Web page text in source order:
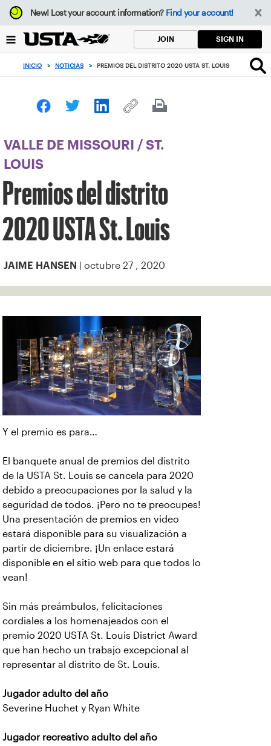
Enfoque
desde
botón
volver
principio
New!Lost your account information? Find your account!
JOIN SIGN IN
INICIO > NOTICIAS > PREMIOS DEL DISTRITO 2020 USTA ST. LOUIS
VALLE DE MISSOURI / ST.
LOUIS
Premios del distrito
2020 USTA St. Louis
JAIME HANSEN | octubre 27 , 2020
Y el premio es para…
El banquete anual de premios del distrito
de la USTA St. Louis se cancela para 2020
debido a preocupaciones por la salud y la
seguridad de todos. ¡Pero no te preocupes!
Una presentación de premios en video
estará disponible para su visualización a
partir de diciembre. ¡Un enlace estará
disponible en el sitio web para que todos lo
vean!
Sin más preámbulos, felicitaciones
cordiales a los homenajeados con el
premio 2020 USTA St. Louis District Award
que han hecho un trabajo excepcional al
representar al distrito de St. Louis.
Jugador adulto del año
Severine Huchet y Ryan White
Jugador recreativo adulto del año